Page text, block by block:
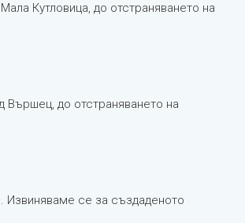
Кутловица, до отстраняването на
Вършец, до отстраняването на
Извиняваме се за създаденото